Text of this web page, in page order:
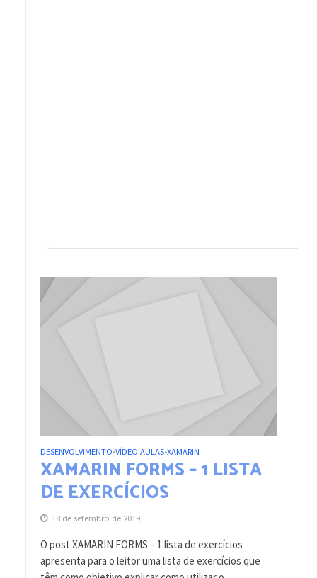
DESENVOLVIMENTO•VÍDEO AULAS•XAMARIN
XAMARIN FORMS – 1 LISTA
DE EXERCÍCIOS
18 de setembro de 2019
O post XAMARIN FORMS – 1 lista de exercícios
apresenta para o leitor uma lista de exercícios que